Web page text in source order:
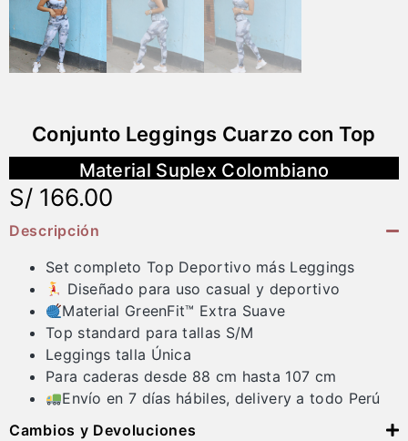
Conjunto Leggings Cuarzo con Top
Material Suplex Colombiano
S/ 166.00
Descripción
Set completo Top Deportivo más Leggings
Diseñado para uso casual y deportivo
Material GreenFit™ Extra Suave
Top standard para tallas S/M
Leggings talla Única
Para caderas desde 88 cm hasta 107 cm
Envío en 7 días hábiles, delivery a todo Perú
Cambios y Devoluciones